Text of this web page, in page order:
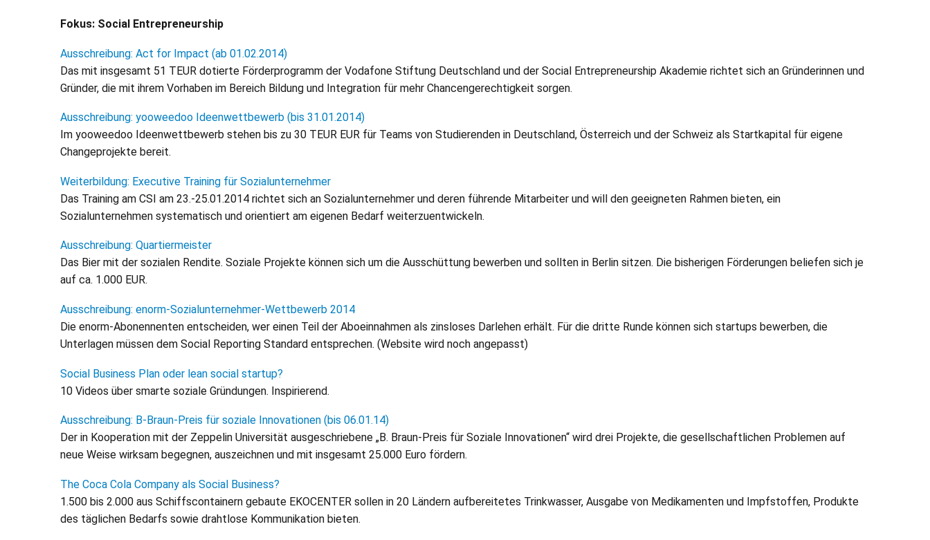
Fokus: Social Entrepreneurship
Ausschreibung: Act for Impact (ab 01.02.2014)
Das mit insgesamt 51 TEUR dotierte Förderprogramm der Vodafone Stiftung Deutschland und der Social Entrepreneurship Akademie richtet sich an Gründerinnen und
Gründer, die mit ihrem Vorhaben im Bereich Bildung und Integration für mehr Chancengerechtigkeit sorgen.
Ausschreibung: yooweedoo Ideenwettbewerb (bis 31.01.2014)
Im yooweedoo Ideenwettbewerb stehen bis zu 30 TEUR EUR für Teams von Studierenden in Deutschland, Österreich und der Schweiz als Startkapital für eigene
Changeprojekte bereit.
Weiterbildung: Executive Training für Sozialunternehmer
Das Training am CSI am 23.-25.01.2014 richtet sich an Sozialunternehmer und deren führende Mitarbeiter und will den geeigneten Rahmen bieten, ein
Sozialunternehmen systematisch und orientiert am eigenen Bedarf weiterzuentwickeln.
Ausschreibung: Quartiermeister
Das Bier mit der sozialen Rendite. Soziale Projekte können sich um die Ausschüttung bewerben und sollten in Berlin sitzen. Die bisherigen Förderungen beliefen sich je
auf ca. 1.000 EUR.
Ausschreibung: enorm-Sozialunternehmer-Wettbewerb 2014
Die enorm-Abonennenten entscheiden, wer einen Teil der Aboeinnahmen als zinsloses Darlehen erhält. Für die dritte Runde können sich startups bewerben, die
Unterlagen müssen dem Social Reporting Standard entsprechen. (Website wird noch angepasst)
Social Business Plan oder lean social startup?
10 Videos über smarte soziale Gründungen. Inspirierend.
Ausschreibung: B-Braun-Preis für soziale Innovationen (bis 06.01.14)
Der in Kooperation mit der Zeppelin Universität ausgeschriebene „B. Braun-Preis für Soziale Innovationen“ wird drei Projekte, die gesellschaftlichen Problemen auf
neue Weise wirksam begegnen, auszeichnen und mit insgesamt 25.000 Euro fördern.
The Coca Cola Company als Social Business?
1.500 bis 2.000 aus Schiffscontainern gebaute EKOCENTER sollen in 20 Ländern aufbereitetes Trinkwasser, Ausgabe von Medikamenten und Impfstoffen, Produkte
des täglichen Bedarfs sowie drahtlose Kommunikation bieten.